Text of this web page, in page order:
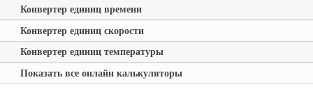
Конвертер единиц времени
Конвертер единиц скорости
Конвертер единиц температуры
Показать все онлайн калькуляторы